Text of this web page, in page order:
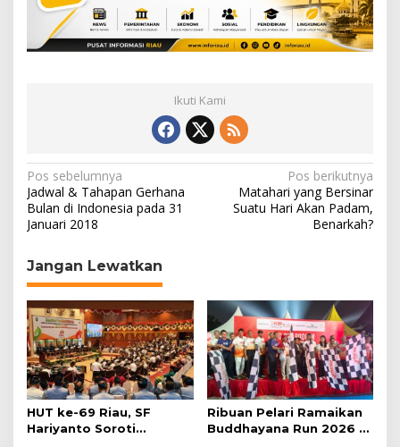
Ikuti Kami
N
a
v
i
g
a
s
i
p
o
s
Pos sebelumnya
Jadwal & Tahapan Gerhana
Bulan di Indonesia pada 31
Januari 2018
Pos berikutnya
Matahari yang Bersinar
Suatu Hari Akan Padam,
Benarkah?
Jangan Lewatkan
HUT ke-69 Riau, SF
Hariyanto Soroti
Ribuan Pelari Ramaikan
Buddhayana Run 2026 di